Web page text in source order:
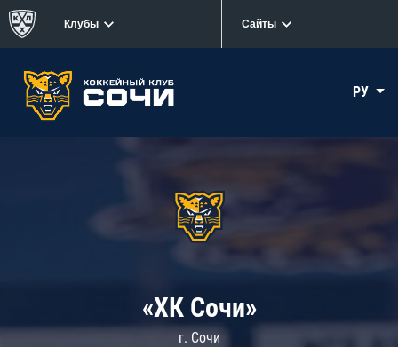
Клубы Сайты
РУ
«ХК Сочи»
г. Сочи